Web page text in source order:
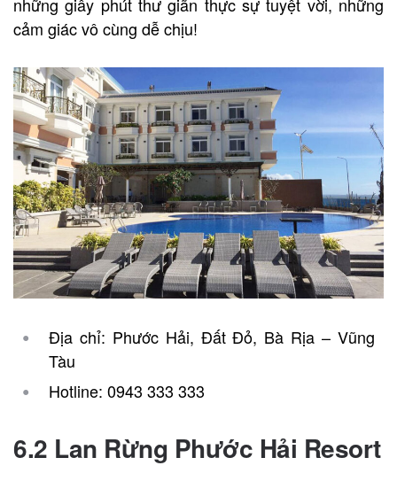
cảm giác vô cùng dễ chịu!
Địa chỉ: Phước Hải, Đất Đỏ, Bà Rịa – Vũng
Tàu
Hotline: 0943 333 333
6.2 Lan Rừng Phước Hải Resort